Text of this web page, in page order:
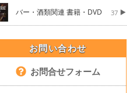
バー・酒類関連 書籍・DVD 37
お問い合わせ
お問合せフォーム